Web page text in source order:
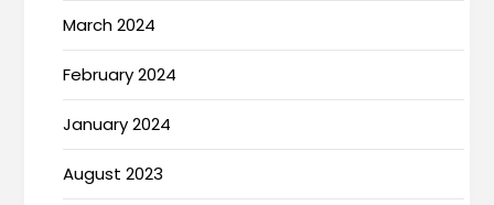
March 2024
February 2024
January 2024
August 2023